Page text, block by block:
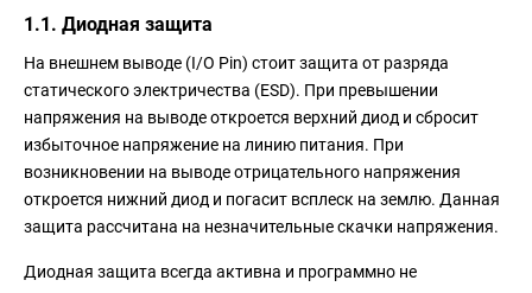
1.1. Диодная защита
На внешнем выводе (I/O Pin) стоит защита от разряда
статического электричества (ESD). При превышении
напряжения на выводе откроется верхний диод и сбросит
избыточное напряжение на линию питания. При
возникновении на выводе отрицательного напряжения
откроется нижний диод и погасит всплеск на землю. Данная
защита рассчитана на незначительные скачки напряжения.
Диодная защита всегда активна и программно не